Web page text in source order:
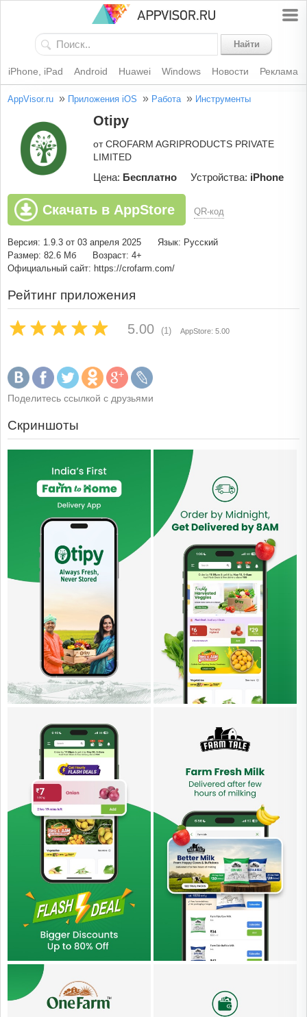
Найти
iPhone, iPad Android Huawei Windows Новости Реклама
AppVisor.ru » Приложения iOS » Работа » Инструменты
Otipy
от CROFARM AGRIPRODUCTS PRIVATE
LIMITED
Цена: Бесплатно Устройства: iPhone
Скачать в AppStore QR-код
Версия: 1.9.3 от 03 апреля 2025
Язык: Русский
Размер: 82.6 Мб
Возраст: 4+
Официальный сайт: https://crofarm.com/
Рейтинг приложения
5.00 (1) AppStore: 5.00
Поделитесь ссылкой с друзьями
Скриншоты